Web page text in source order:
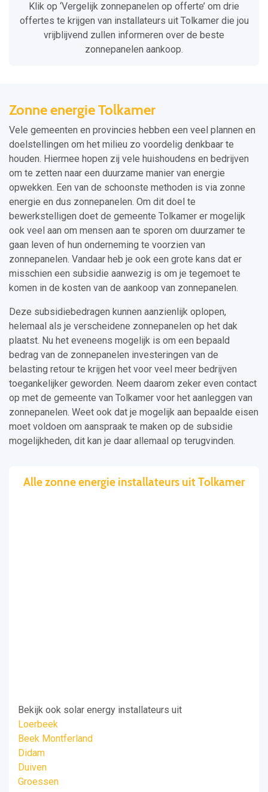
Klik op ‘Vergelijk zonnepanelen op offerte’ om drie
offertes te krijgen van installateurs uit Tolkamer die jou
vrijblijvend zullen informeren over de beste
zonnepanelen aankoop.
Zonne energie Tolkamer
Vele gemeenten en provincies hebben een veel plannen en
doelstellingen om het milieu zo voordelig denkbaar te
houden. Hiermee hopen zij vele huishoudens en bedrijven
om te zetten naar een duurzame manier van energie
opwekken. Een van de schoonste methoden is via zonne
energie en dus zonnepanelen. Om dit doel te
bewerkstelligen doet de gemeente Tolkamer er mogelijk
ook veel aan om mensen aan te sporen om duurzamer te
gaan leven of hun onderneming te voorzien van
zonnepanelen. Vandaar heb je ook een grote kans dat er
misschien een subsidie aanwezig is om je tegemoet te
komen in de kosten van de aankoop van zonnepanelen.
Deze subsidiebedragen kunnen aanzienlijk oplopen,
helemaal als je verscheidene zonnepanelen op het dak
plaatst. Nu het eveneens mogelijk is om een bepaald
bedrag van de zonnepanelen investeringen van de
belasting retour te krijgen het voor veel meer bedrijven
toegankelijker geworden. Neem daarom zeker even contact
op met de gemeente van Tolkamer voor het aanleggen van
zonnepanelen. Weet ook dat je mogelijk aan bepaalde eisen
moet voldoen om aanspraak te maken op de subsidie
mogelijkheden, dit kan je daar allemaal op terugvinden.
Alle zonne energie installateurs uit Tolkamer
Bekijk ook solar energy installateurs uit
Loerbeek
Beek Montferland
Didam
Duiven
Groessen